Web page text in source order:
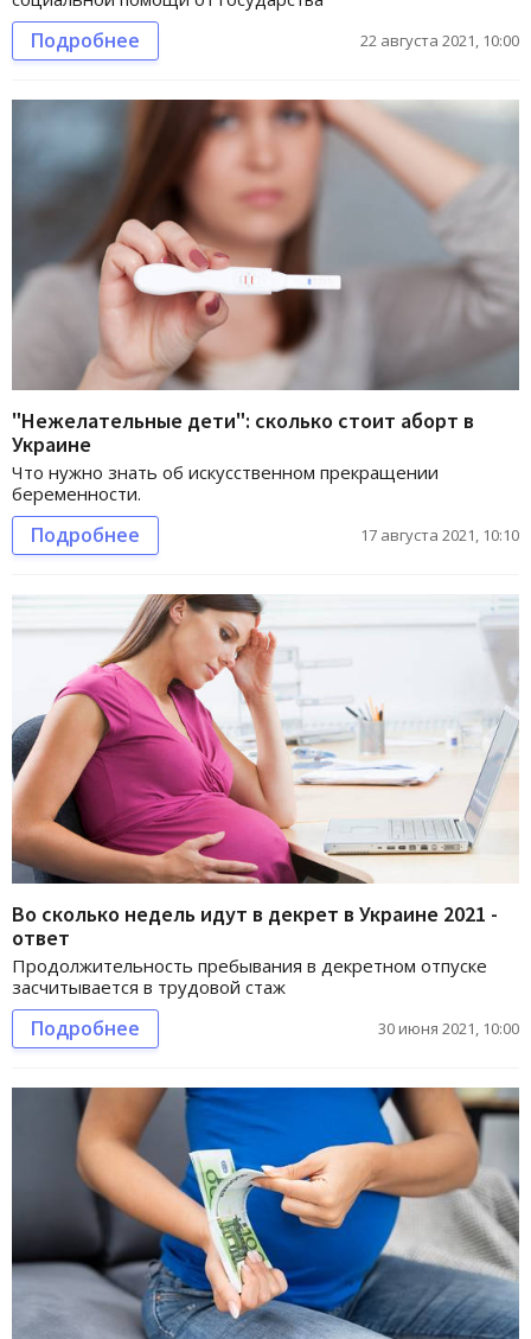
Подробнее 22 августа 2021, 10:00
"Нежелательные дети": сколько стоит аборт в
Украине
Что нужно знать об искусственном прекращении
беременности.
Подробнее 17 августа 2021, 10:10
Во сколько недель идут в декрет в Украине 2021 -
ответ
Продолжительность пребывания в декретном отпуске
засчитывается в трудовой стаж
Подробнее 30 июня 2021, 10:00